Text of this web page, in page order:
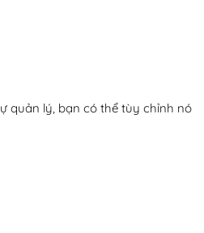
quản lý, bạn có thể tùy chỉnh nó